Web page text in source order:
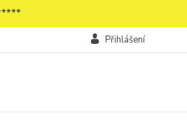
Přihlášení